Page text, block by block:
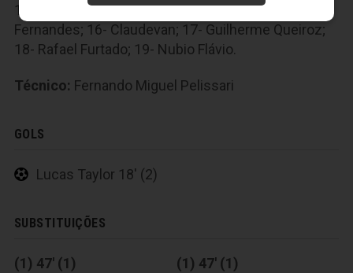
12- Hugo; 13- Lucas Taylor; 14- Gabriel Furtado; 15-
Fernandes; 16- Claudevan; 17- Guilherme Queiroz;
18- Rafael Furtado; 19- Nubio Flávio.
Técnico: Fernando Miguel Pelissari
GOLS
Lucas Taylor 18' (2)
SUBSTITUIÇÕES
(1) 47' (1) (1) 47' (1)